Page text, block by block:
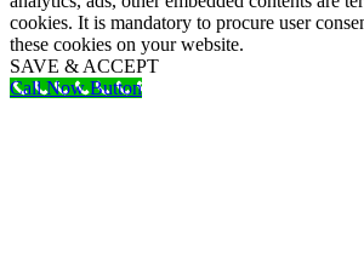
cookies. It is mandatory to procure user
these cookies on your website.
SAVE & ACCEPT
Call Now Button